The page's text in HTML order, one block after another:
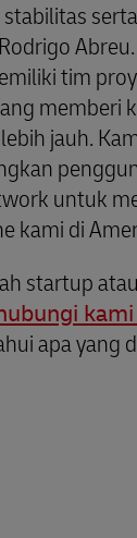
tim
memberi
jauh.
untuk
kami di
startup
apa yang